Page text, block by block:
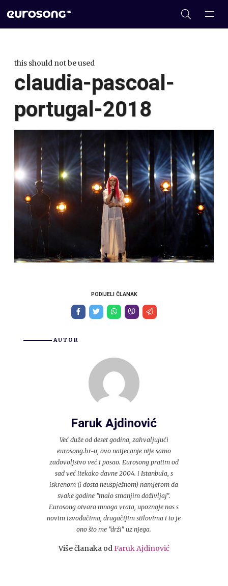
this should not be used
claudia-pascoal-
portugal-2018
PODIJELI ČLANAK
AUTOR
Faruk Ajdinović
Već duže od deset godina, zahvaljujući
eurosong.hr-u, ovo natjecanje nije samo
zadovoljstvo već i posao. Eurosong pratim od
sad već itekako davne 2004. i Istanbula, s
iskrenom (i dosta neuspješnom) namjerom da
svake godine "malo smanjim doživljaj".
Eurosong otvara mnoga vrata, upoznaje nas s
novim izvođačima, drugačijim stilovima i to je
ono što me "drži" uz njega.
Više članaka odFaruk Ajdinović